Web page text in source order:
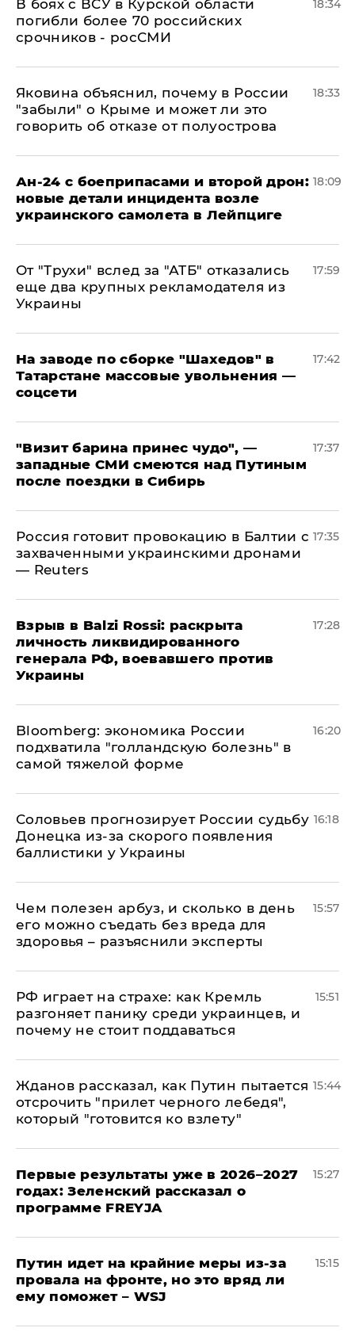
В боях с ВСУ в Курской области
погибли более 70 российских
срочников - росСМИ
18:34
Яковина объяснил, почему в России
"забыли" о Крыме и может ли это
говорить об отказе от полуострова
18:33
Ан-24 с боеприпасами и второй дрон:
новые детали инцидента возле
украинского самолета в Лейпциге
18:09
От "Трухи" вслед за "АТБ" отказались
еще два крупных рекламодателя из
Украины
17:59
На заводе по сборке "Шахедов" в
Татарстане массовые увольнения —
соцсети
17:42
"Визит барина принес чудо", —
западные СМИ смеются над Путиным
после поездки в Сибирь
17:37
​Россия готовит провокацию в Балтии с
захваченными украинскими дронами
— Reuters
17:35
​Взрыв в Balzi Rossi: раскрыта
личность ликвидированного
генерала РФ, воевавшего против
Украины
17:28
Bloomberg: экономика России
подхватила "голландскую болезнь" в
самой тяжелой форме
16:20
Соловьев прогнозирует России судьбу
Донецка из-за скорого появления
баллистики у Украины
16:18
Чем полезен арбуз, и сколько в день
его можно съедать без вреда для
здоровья – разъяснили эксперты
15:57
РФ играет на страхе: как Кремль
разгоняет панику среди украинцев, и
почему не стоит поддаваться
15:51
Жданов рассказал, как Путин пытается
отсрочить "прилет черного лебедя",
который "готовится ко взлету"
15:44
Первые результаты уже в 2026–2027
годах: Зеленский рассказал о
программе FREYJA
15:27
Путин идет на крайние меры из-за
провала на фронте, но это вряд ли
ему поможет – WSJ
15:15